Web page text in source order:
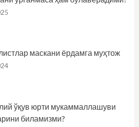
маскани ёрдамга муҳтож
ўқув юрти мукаммаллашуви
биламизми?